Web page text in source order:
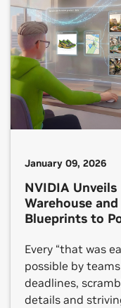
January 09, 2026
NVIDIA
Warehouse
Blueprints to
Every “that was
possible by
deadlines,
details and